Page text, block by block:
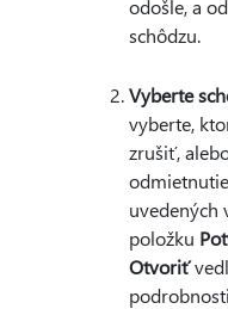
odošle, a
schôdzu.
Vyberte
vyberte,
zrušiť,
uvedených
položku
Otvoriť